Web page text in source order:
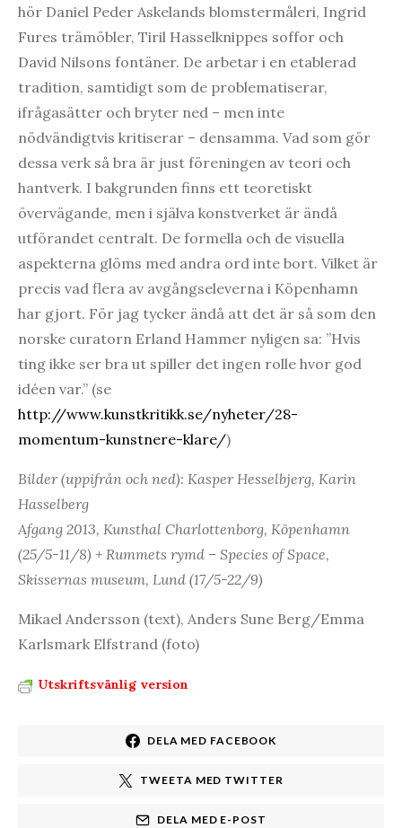
hör Daniel Peder Askelands blomstermåleri, Ingrid
Fures trämöbler, Tiril Hasselknippes soffor och
David Nilsons fontäner. De arbetar i en etablerad
tradition, samtidigt som de problematiserar,
ifrågasätter och bryter ned – men inte
nödvändigtvis kritiserar – densamma. Vad som gör
dessa verk så bra är just föreningen av teori och
hantverk. I bakgrunden finns ett teoretiskt
övervägande, men i själva konstverket är ändå
utförandet centralt. De formella och de visuella
aspekterna glöms med andra ord inte bort. Vilket är
precis vad flera av avgångseleverna i Köpenhamn
har gjort. För jag tycker ändå att det är så som den
norske curatorn Erland Hammer nyligen sa: ”Hvis
ting ikke ser bra ut spiller det ingen rolle hvor god
idéen var.” (se
http://www.kunstkritikk.se/nyheter/28-
momentum-kunstnere-klare/)
Bilder (uppifrån och ned): Kasper Hesselbjerg, Karin
Hasselberg
Afgang 2013, Kunsthal Charlottenborg, Köpenhamn
(25/5-11/8) + Rummets rymd – Species of Space,
Skissernas museum, Lund (17/5-22/9)
Mikael Andersson (text), Anders Sune Berg/Emma
Karlsmark Elfstrand (foto)
Utskriftsvänlig version
DELA MED FACEBOOK
TWEETA MED TWITTER
DELA MED E-POST